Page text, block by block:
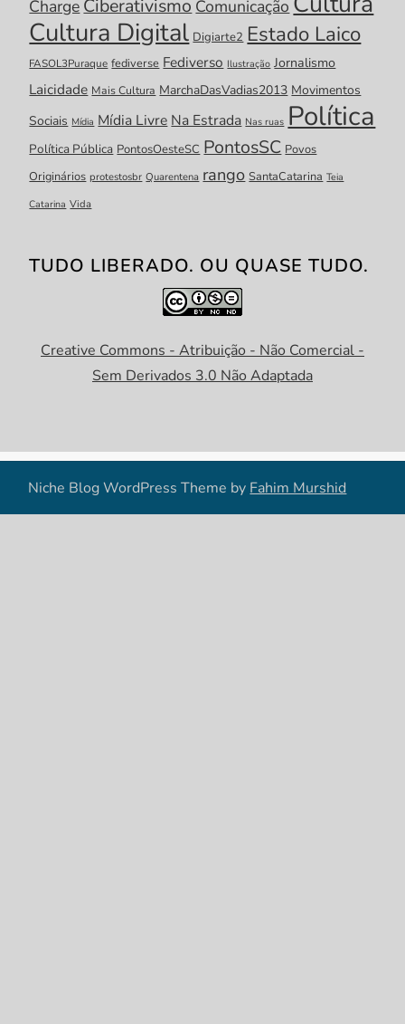
ChargeCiberativismoComunicação
Cultura Digital Digiarte2 Estado Laico
FASOL3Puraque fediverse Fediverso Ilustração Jornalismo
Laicidade Mais Cultura MarchaDasVadias2013 Movimentos
Sociais Mídia Mídia LivreNa Estrada Nas ruas Política
Política Pública PontosOesteSC PontosSC Povos
Originários protestosbr Quarentena rango SantaCatarina Teia
Catarina Vida
TUDO LIBERADO. OU QUASE TUDO.
Creative Commons - Atribuição - Não Comercial -
Sem Derivados 3.0 Não Adaptada
Niche Blog WordPress Theme byFahim Murshid